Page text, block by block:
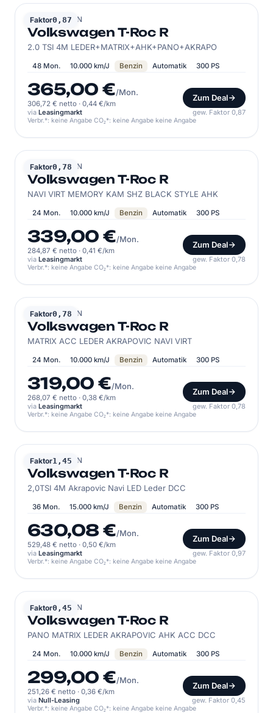
Faktor0,87
VOLKSWAGEN
Volkswagen T-Roc R
2.0 TSI 4M LEDER+MATRIX+AHK+PANO+AKRAPO
48 Mon. 10.000 km/J Benzin Automatik 300 PS
365,00 €/Mon.
306,72 € netto · 0,44 €/km
Zum Deal
via Leasingmarkt gew. Faktor 0,87
Verbr.*: keine Angabe CO₂*: keine Angabe keine Angabe
Faktor0,78
VOLKSWAGEN
Volkswagen T-Roc R
NAVI VIRT MEMORY KAM SHZ BLACK STYLE AHK
24 Mon. 10.000 km/J Benzin Automatik 300 PS
339,00 €/Mon.
284,87 € netto · 0,41 €/km
Zum Deal
via Leasingmarkt gew. Faktor 0,78
Verbr.*: keine Angabe CO₂*: keine Angabe keine Angabe
Faktor0,78
VOLKSWAGEN
Volkswagen T-Roc R
MATRIX ACC LEDER AKRAPOVIC NAVI VIRT
24 Mon. 10.000 km/J Benzin Automatik 300 PS
319,00 €/Mon.
268,07 € netto · 0,38 €/km
Zum Deal
via Leasingmarkt gew. Faktor 0,78
Verbr.*: keine Angabe CO₂*: keine Angabe keine Angabe
Faktor1,45
VOLKSWAGEN
Volkswagen T-Roc R
2,0TSI 4M Akrapovic Navi LED Leder DCC
36 Mon. 15.000 km/J Benzin Automatik 300 PS
630,08 €/Mon.
529,48 € netto · 0,50 €/km
Zum Deal
via Leasingmarkt gew. Faktor 0,97
Verbr.*: keine Angabe CO₂*: keine Angabe keine Angabe
Faktor0,45
VOLKSWAGEN
Volkswagen T-Roc R
PANO MATRIX LEDER AKRAPOVIC AHK ACC DCC
24 Mon. 10.000 km/J Benzin Automatik 300 PS
299,00 €/Mon.
251,26 € netto · 0,36 €/km
Zum Deal
via Null-Leasing gew. Faktor 0,45
Verbr.*: keine Angabe CO₂*: keine Angabe keine Angabe